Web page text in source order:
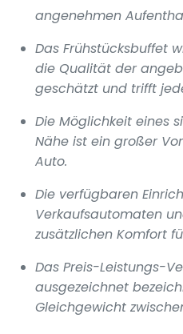
angenehmen
Das Frühstücksbuffet
die Qualität der
geschätzt und trifft
Die Möglichkeit eines
Nähe ist ein großer
Auto.
Die verfügbaren
Verkaufsautomaten
zusätzlichen Komfort
Das Preis-Leistungs-
ausgezeichnet
Gleichgewicht